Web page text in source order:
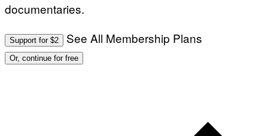
documentaries.
Support for $2 See All Membership Plans
Or, continue for free